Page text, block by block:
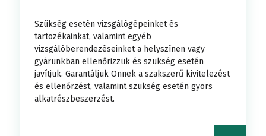
Szükség esetén vizsgálógépeinket és
tartozékainkat, valamint egyéb
vizsgálóberendezéseinket a helyszínen vagy
gyárunkban ellenőrizzük és szükség esetén
javítjuk. Garantáljuk Önnek a szakszerű kivitelezést
és ellenőrzést, valamint szükség esetén gyors
alkatrészbeszerzést.